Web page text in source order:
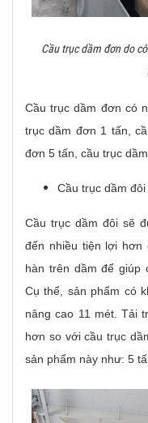
Cầu trục dầm đơn do
Cầu trục dầm đơn có
trục dầm đơn 1 tấn,
đơn 5 tấn, cầu trục
Cầu trục dầm đôi
Cầu trục dầm đôi sẽ
đến nhiều tiện lợi hơn
hàn trên dầm để giúp
Cụ thể, sản phẩm có
nâng cao 11 mét. Tải
hơn so với cầu trục
sản phẩm này như: 5